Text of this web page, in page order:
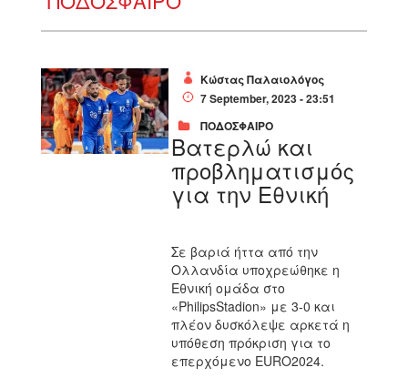
Κώστας Παλαιολόγος
7 September, 2023 - 23:51
ΠΟΔΟΣΦΑΙΡΟ
Βατερλώ και
προβληματισμός
για την Εθνική
Σε βαριά ήττα από την
Ολλανδία υποχρεώθηκε η
Εθνική ομάδα στο
«PhilipsStadion» με 3-0 και
πλέον δυσκόλεψε αρκετά η
υπόθεση πρόκριση για το
επερχόμενο EURO2024.